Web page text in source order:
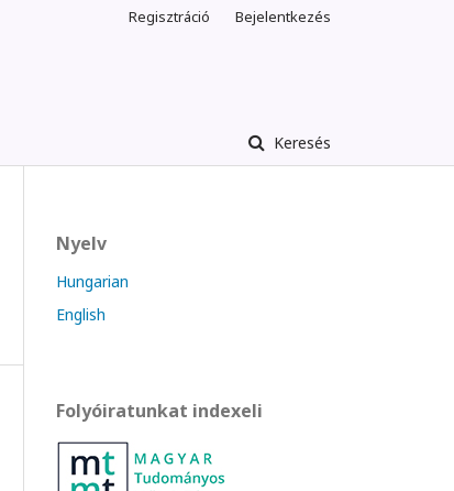
Keresés
Regisztráció Bejelentkezés
Nyelv
Hungarian
English
Folyóiratunkat indexeli